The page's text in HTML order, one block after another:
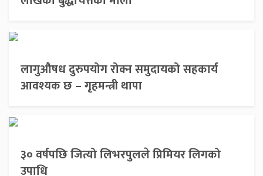
लागुऔषध दुरुपयोग रोक्न समुदायको सहकार्य
आवश्यक छ – गृहमन्त्री थापा
३० वर्षपछि जित्यो लिभरपुलले प्रिमियर लिगको
उपाधि